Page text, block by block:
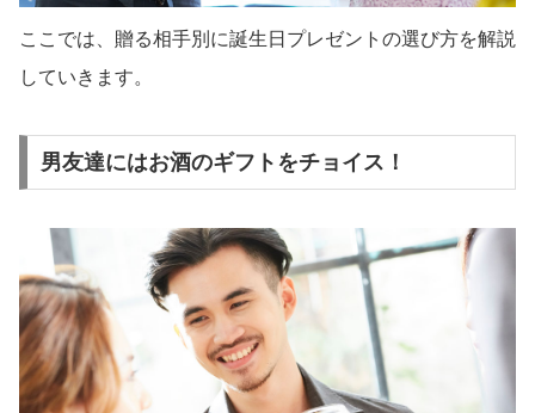
ここでは、贈る相手別に誕生日プレゼントの選び方を解説
していきます。
男友達にはお酒のギフトをチョイス！